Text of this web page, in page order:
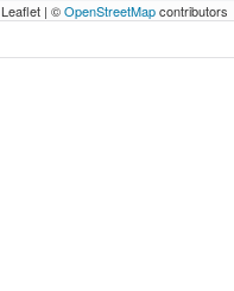
Leaflet | ©OpenStreetMapcontributors